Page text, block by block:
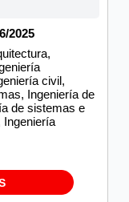
2025
civil,
Ingeniería de
de sistemas e
Ingeniería